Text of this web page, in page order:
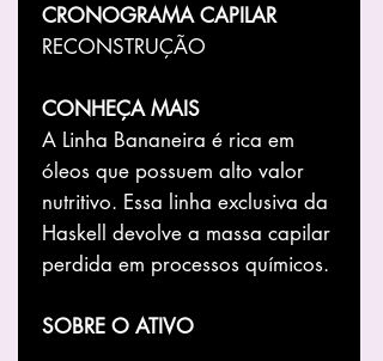
CRONOGRAMA CAPILAR
RECONSTRUÇÃO
CONHEÇA MAIS
A Linha Bananeira é rica em
óleos que possuem alto valor
nutritivo. Essa linha exclusiva da
Haskell devolve a massa capilar
perdida em processos químicos.
SOBRE O ATIVO